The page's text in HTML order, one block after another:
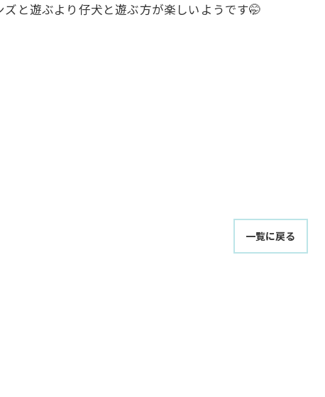
と遊ぶより仔犬と遊ぶ方が楽しいようです🤭
一覧に戻る